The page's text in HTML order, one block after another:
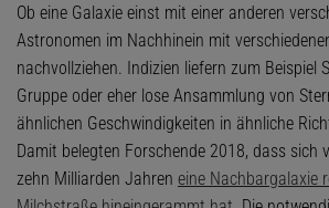
Ob eine Galaxie einst mit einer anderen
Astronomen im Nachhinein mit
nachvollziehen. Indizien liefern zum Beispiel
Gruppe oder eher lose Ansammlung von
ähnlichen Geschwindigkeiten in ähnliche
Damit belegten Forschende 2018, dass sich
zehn Milliarden Jahren eine Nachbargalaxie